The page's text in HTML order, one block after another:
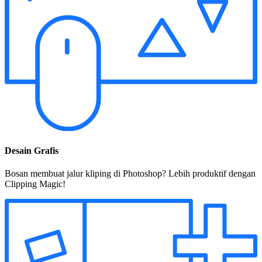
Desain Grafis
Bosan membuat jalur kliping di Photoshop? Lebih produktif dengan
Clipping Magic!